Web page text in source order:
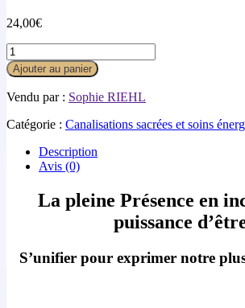
24,00€
Ajouter au panier
Vendu par : Sophie RIEHL
Catégorie : Canalisations sacrées et soins
Description
Avis (0)
La pleine Présence en
puissance
S’unifier pour exprimer notre